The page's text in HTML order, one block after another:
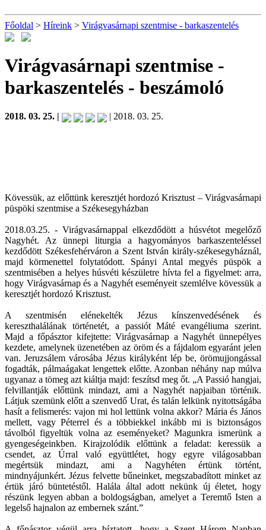
Főoldal > Híreink > Virágvasárnapi szentmise - barkaszentelés
Virágvasárnapi szentmise -
barkaszentelés - beszámoló
2018. 03. 25. | | 2018. 03. 25.
Kövessük, az előttünk keresztjét hordozó Krisztust – Virágvasárnapi
püspöki szentmise a Székesegyházban
2018.03.25. - Virágvasárnappal elkezdődött a húsvétot megelőző
Nagyhét. Az ünnepi liturgia a hagyományos barkaszenteléssel
kezdődött Székesfehérváron a Szent István király-székesegyháznál,
majd körmenettel folytatódott. Spányi Antal megyés püspök a
szentmisében a helyes húsvéti készületre hívta fel a figyelmet: arra,
hogy Virágvasárnap és a Nagyhét eseményeit szemlélve kövessük a
keresztjét hordozó Krisztust.
A szentmisén elénekelték Jézus kínszenvedésének és
kereszthalálának történetét, a passiót Máté evangéliuma szerint.
Majd a főpásztor kifejtette: Virágvasárnap a Nagyhét ünnepélyes
kezdete, amelynek üzenetében az öröm és a fájdalom egyaránt jelen
van. Jeruzsálem városába Jézus királyként lép be, örömujjongással
fogadták, pálmaágakat lengettek előtte. Azonban néhány nap múlva
ugyanaz a tömeg azt kiáltja majd: feszítsd meg őt. „A Passió hangjai,
felvillantják előttünk mindazt, ami a Nagyhét napjaiban történik.
Látjuk szemünk előtt a szenvedő Urat, és talán lelkünk nyitottságába
hasít a felismerés: vajon mi hol lettünk volna akkor? Mária és János
mellett, vagy Péterrel és a többiekkel inkább mi is biztonságos
távolból figyeltük volna az eseményeket? Magunkra ismerünk a
gyengeségeinkben. Kirajzolódik előttünk a feladat: keressük a
csendet, az Úrral való együttlétet, hogy egyre világosabban
megértsük mindazt, ami a Nagyhéten értünk történt,
mindnyájunkért. Jézus felvette bűneinket, megszabadított minket az
értük járó büntetéstől. Halála által adott nekünk új életet, hogy
részünk legyen abban a boldogságban, amelyet a Teremtő Isten a
legelső hajnalon az embernek szánt.”